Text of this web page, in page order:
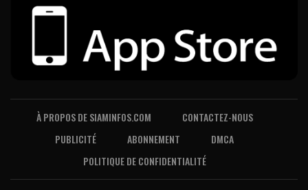
À PROPOS DE SIAMINFOS.COM
CONTACTEZ-NOUS
PUBLICITÉ
ABONNEMENT
DMCA
POLITIQUE DE CONFIDENTIALITÉ